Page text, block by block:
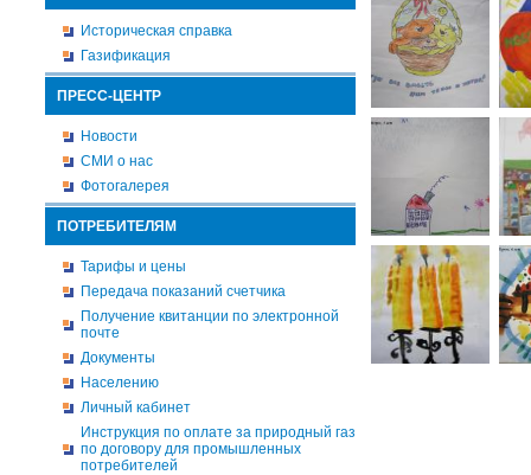
Историческая справка
Газификация
ПРЕСС-ЦЕНТР
Новости
СМИ о нас
Фотогалерея
ПОТРЕБИТЕЛЯМ
Тарифы и цены
Передача показаний счетчика
Получение квитанции по электронной
почте
Документы
Населению
Личный кабинет
Инструкция по оплате за природный газ
по договору для промышленных
потребителей